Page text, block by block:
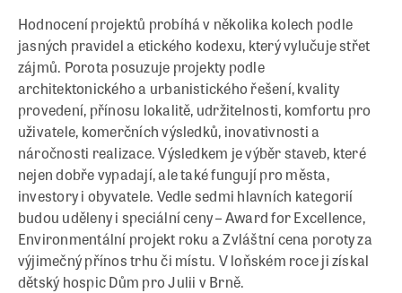
Hodnocení projektů probíhá v několika kolech podle
jasných pravidel a etického kodexu, který vylučuje střet
zájmů. Porota posuzuje projekty podle
architektonického a urbanistického řešení, kvality
provedení, přínosu lokalitě, udržitelnosti, komfortu pro
uživatele, komerčních výsledků, inovativnosti a
náročnosti realizace. Výsledkem je výběr staveb, které
nejen dobře vypadají, ale také fungují pro města,
investory i obyvatele. Vedle sedmi hlavních kategorií
budou uděleny i speciální ceny – Award for Excellence,
Environmentální projekt roku a Zvláštní cena poroty za
výjimečný přínos trhu či místu. V loňském roce ji získal
dětský hospic Dům pro Julii v Brně.